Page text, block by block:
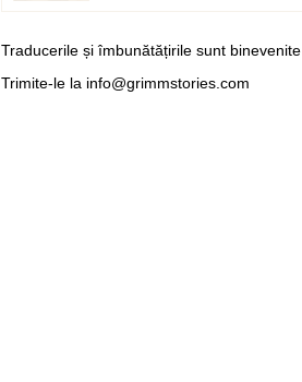
Traducerile și îmbunătățirile sunt binevenite
Trimite-le la info@grimmstories.com